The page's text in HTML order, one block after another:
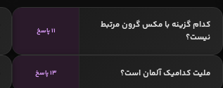
کدام گزینه با مکس گرون مرتبط
نیست؟
11 پاسخ
ملیت کدامیک آلمان است؟ 13 پاسخ